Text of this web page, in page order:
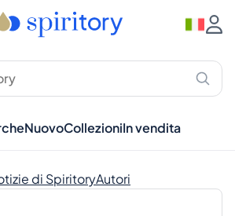
NuovoCollezioniIn vendita
di SpiritoryAutori